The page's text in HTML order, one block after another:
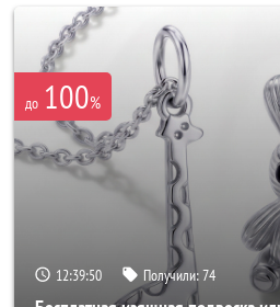
до 100%
12:39:48 Получили:74